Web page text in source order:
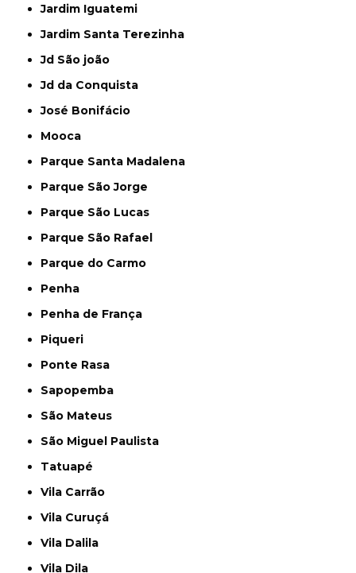
Jardim Iguatemi
Jardim Santa Terezinha
Jd São joão
Jd da Conquista
José Bonifácio
Mooca
Parque Santa Madalena
Parque São Jorge
Parque São Lucas
Parque São Rafael
Parque do Carmo
Penha
Penha de França
Piqueri
Ponte Rasa
Sapopemba
São Mateus
São Miguel Paulista
Tatuapé
Vila Carrão
Vila Curuçá
Vila Dalila
Vila Dila